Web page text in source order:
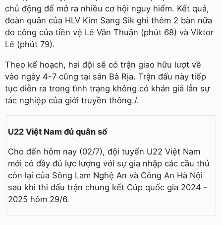
chủ động để mở ra nhiều cơ hội nguy hiểm. Kết quả,
đoàn quân của HLV Kim Sang Sik ghi thêm 2 bàn nữa
do công của tiền vệ Lê Văn Thuận (phút 68) và Viktor
Lê (phút 79).
Theo kế hoạch, hai đội sẽ có trận giao hữu lượt về
vào ngày 4-7 cũng tại sân Bà Rịa. Trận đấu này tiếp
tục diễn ra trong tình trạng không có khán giả lẫn sự
tác nghiệp của giới truyền thông./.
U22 Việt Nam đủ quân số
Cho đến hôm nay (02/7), đội tuyển U22 Việt Nam
mới có đầy đủ lực lượng với sự gia nhập các cầu thủ
còn lại của Sông Lam Nghệ An và Công An Hà Nội
sau khi thi đấu trận chung kết Cúp quốc gia 2024 -
2025 hôm 29/6.